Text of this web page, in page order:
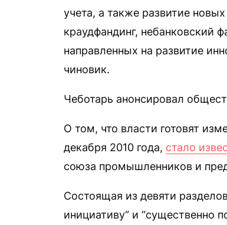
учета, а также развитие
краудфандинг, небанковский
направленных на развитие
чиновик.
Чеботарь анонсировал
О том, что власти готовят
декабря 2010 года, стало
союза промышленников и
Состоящая из девяти
инициативу“ и “существенно